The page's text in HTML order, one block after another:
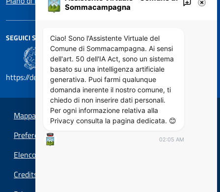
SEGUICI SU
https://designers.italia.it/
Mappa del sito
Preferenze cookie
Elenco Siti Tematici
Credits
Sommacampagna
Ciao! Sono l'Assistente Virtuale del
Comune di Sommacampagna. Ai sensi
dell'art. 50 dell'IA Act, sono un sistema
basato su una intelligenza artificiale
generativa. Puoi farmi qualunque
domanda inerente il nostro comune, ti
chiedo di non inserire dati personali.
Per ogni informazione relativa alla
Privacy consulta la pagina dedicata. 😊
02:05 AM